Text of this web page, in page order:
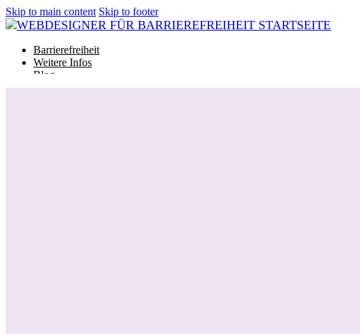
Skip to main content Skip to footer
Barrierefreiheit
Weitere Infos
Blog
Glossar